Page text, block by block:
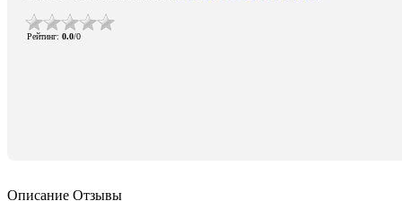
Рейтинг: 0.0/0
Описание Отзывы